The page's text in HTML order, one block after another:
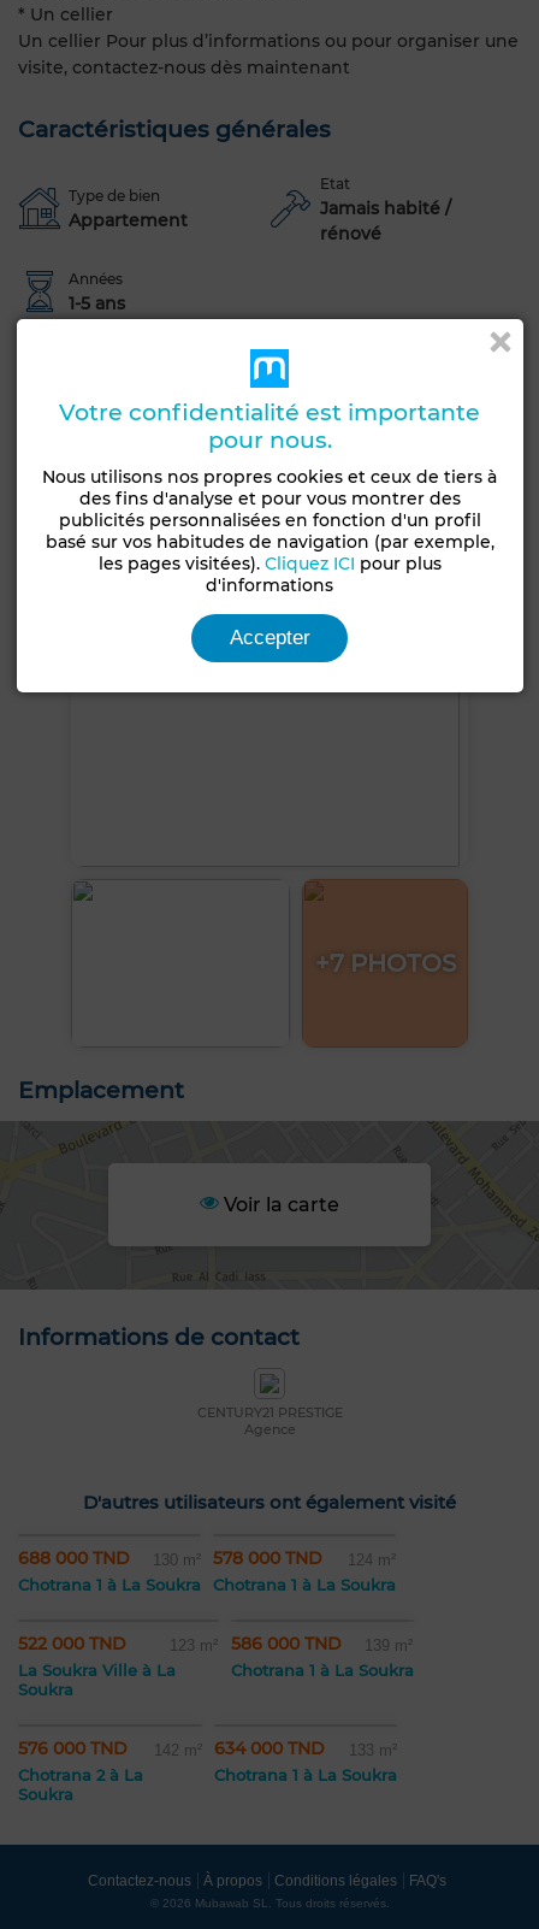
* Un cellier
Un cellier Pour plus d’informations ou pour organiser une
visite, contactez-nous dès maintenant
Caractéristiques générales
Type de bien
Appartement
Etat
Jamais habité /
rénové
Années
1-5 ans
Climatisation
Chauffage central Double vitrage Cuisine équipée
Voir plus de photos
+7 PHOTOS
Emplacement
Voir la carte
Informations de contact
CENTURY21 PRESTIGE
Agence
D'autres utilisateurs ont également visité
688 000 TND 130 m²
Chotrana 1 à La Soukra
578 000 TND 124 m²
Chotrana 1 à La Soukra
522 000 TND 123 m²
La Soukra Ville à La
Soukra
586 000 TND 139 m²
Chotrana 1 à La Soukra
576 000 TND 142 m²
Chotrana 2 à La
Soukra
634 000 TND 133 m²
Chotrana 1 à La Soukra
Contactez-nous À propos Conditions légales FAQ's
© 2026 Mubawab SL. Tous droits réservés.
Votre confidentialité est importante
pour nous.
Nous utilisons nos propres cookies et ceux de tiers à
des fins d'analyse et pour vous montrer des
publicités personnalisées en fonction d'un profil
basé sur vos habitudes de navigation (par exemple,
les pages visitées). Cliquez ICI pour plus
d'informations
Accepter